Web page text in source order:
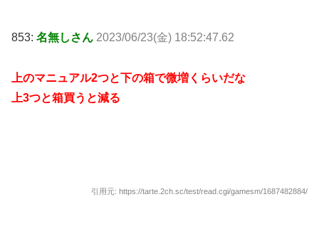
853: 名無しさん 2023/06/23(金) 18:52:47.62
上のマニュアル2つと下の箱で微増くらいだな
上3つと箱買うと減る
引用元: https://tarte.2ch.sc/test/read.cgi/gamesm/1687482884/